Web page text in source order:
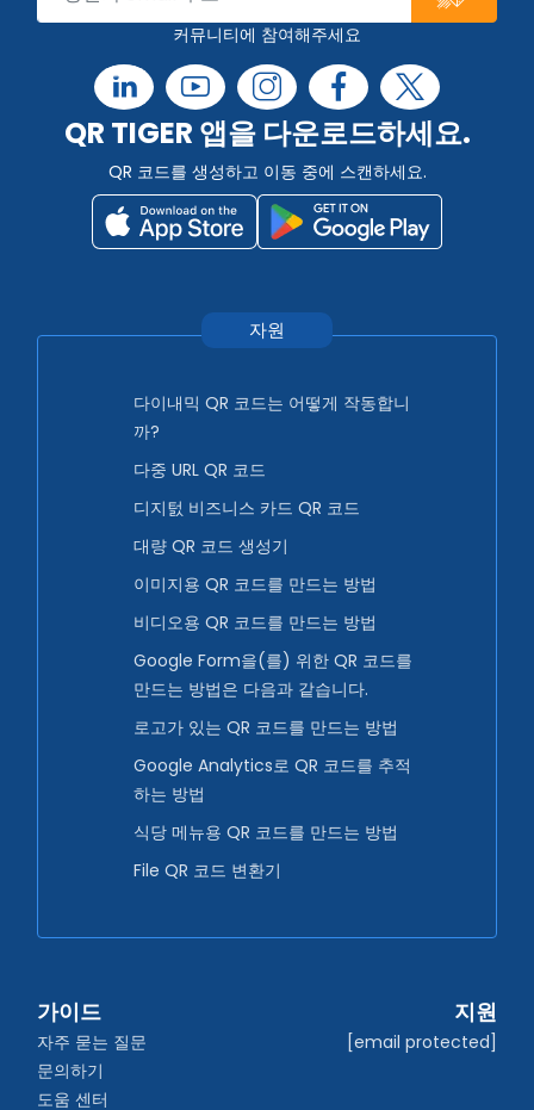
커뮤니티에 참여해주세요
QR TIGER 앱을 다운로드하세요.
QR 코드를 생성하고 이동 중에 스캔하세요.
자원
다이내믹 QR 코드는 어떻게 작동합니
까?
다중 URL QR 코드
디지턼 비즈니스 카드 QR 코드
대량 QR 코드 생성기
이미지용 QR 코드를 만드는 방법
비디오용 QR 코드를 만드는 방법
Google Form을(를) 위한 QR 코드를
만드는 방법은 다음과 같습니다.
로고가 있는 QR 코드를 만드는 방법
Google Analytics로 QR 코드를 추적
하는 방법
식당 메뉴용 QR 코드를 만드는 방법
File QR 코드 변환기
가이드
자주 묻는 질문
문의하기
도움 센터
지원
[email protected]